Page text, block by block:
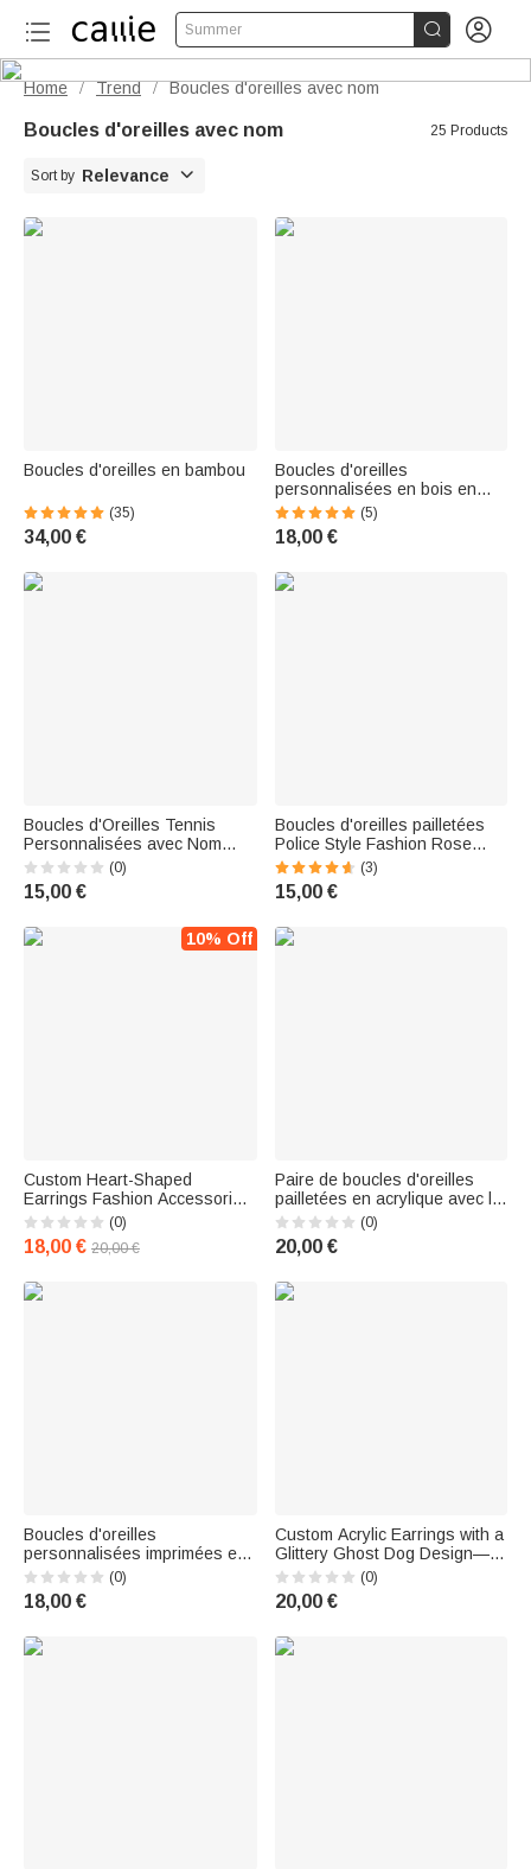
Summer  
Home / Trend / Boucles d'oreilles avec nom
Boucles d'oreilles avec nom 25 Products
Sort by Relevance 
Boucles d'oreilles en bambou
(35)
34,00 €
Boucles d'oreilles
personnalisées en bois en
forme de coeur avec texte
Cadeau d'équipe pour les
femmes, les filles et les fans
(5)
18,00 €
Boucles d'Oreilles Tennis
Personnalisées avec Nom
Bijoux en Bois Cadeau
Anniversaire pour Femme Fille
Amoureuse de Tennis
(0)
15,00 €
Boucles d'oreilles pailletées
Police Style Fashion Rose
Acrylique avec Nom Cadeau
pour Elle
(3)
15,00 €
10% Off
Custom Heart-Shaped
Earrings Fashion Accessories
Concert Tour Birthday Gift for
Music Lovers
(0)
18,00 € 20,00 €
Paire de boucles d'oreilles
pailletées en acrylique avec le
nom de l'enseignant Cadeau
de remerciement pour
l'enseignant ou l'éducateur
(0)
20,00 €
Boucles d'oreilles
personnalisées imprimées en
3D Boucles d'oreilles
Cheerleader Mégaphone avec
nom Cadeau d'anniversaire et
(0)
18,00 €
Custom Acrylic Earrings with a
Glittery Ghost Dog Design—A
Birthday Gift for Dog Lovers
(0)
20,00 €